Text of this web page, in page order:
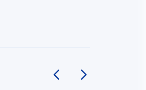
Poprzedni slajd